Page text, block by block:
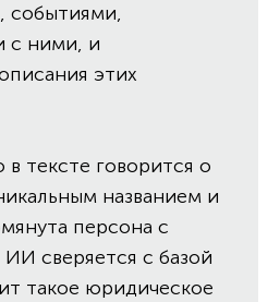
событиями,
с ними, и
этих
тексте говорится о
названием и
персона с
сверяется с базой
такое юридическое